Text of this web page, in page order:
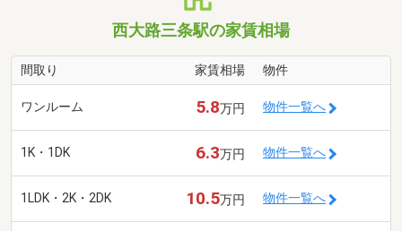
西大路三条駅の家賃相場
間取り 家賃相場 物件
ワンルーム 5.8万円 物件一覧へ
1K・1DK 6.3万円 物件一覧へ
1LDK・2K・2DK 10.5万円 物件一覧へ